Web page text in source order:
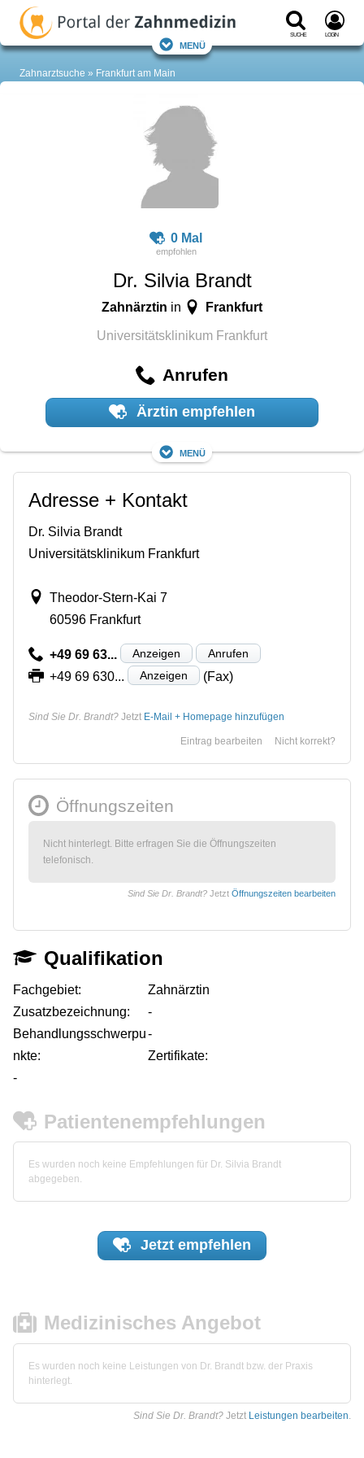
Suche Login
Menü
Zahnarztsuche Frankfurt am Main
0 Mal
Dr. Silvia Brandt
Zahnärztin in Frankfurt
Universitätsklinikum Frankfurt
Anrufen
Ärztin empfehlen
Menü
Adresse + Kontakt
Dr. Silvia Brandt
Universitätsklinikum Frankfurt
Theodor-Stern-Kai 7
60596 Frankfurt
+49 69 63... Anzeigen Anrufen
+49 69 630... Anzeigen (Fax)
Sind Sie Dr. Brandt? Jetzt E-Mail + Homepage hinzufügen
Nicht korrekt?
Eintrag bearbeiten
Öffnungszeiten
Nicht hinterlegt. Bitte erfragen Sie die Öffnungszeiten
telefonisch.
Sind Sie Dr. Brandt? Jetzt Öffnungszeiten bearbeiten
Qualifikation
Fachgebiet:
Zahnärztin
Zusatzbezeichnung:
-
Behandlungsschwerpu
nkte:
-
Zertifikate:
-
Patientenempfehlungen
Es wurden noch keine Empfehlungen für Dr. Silvia Brandt
abgegeben.
Jetzt empfehlen
Medizinisches Angebot
Es wurden noch keine Leistungen von Dr. Brandt bzw. der Praxis
hinterlegt.
Sind Sie Dr. Brandt? Jetzt Leistungen bearbeiten.